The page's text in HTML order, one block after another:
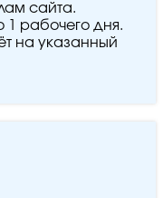
сайта.
рабочего дня.
на указанный